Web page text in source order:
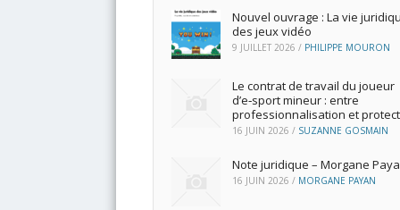
Nouvel ouvrage : La vie
des jeux vidéo
9 JUILLET 2026 / PHILIPPE MOURON
Le contrat de travail du joueur
d’e‑sport mineur : entre
professionnalisation et
16 JUIN 2026 / SUZANNE GOSMAIN
Note juridique – Morgane
16 JUIN 2026 / MORGANE PAYAN